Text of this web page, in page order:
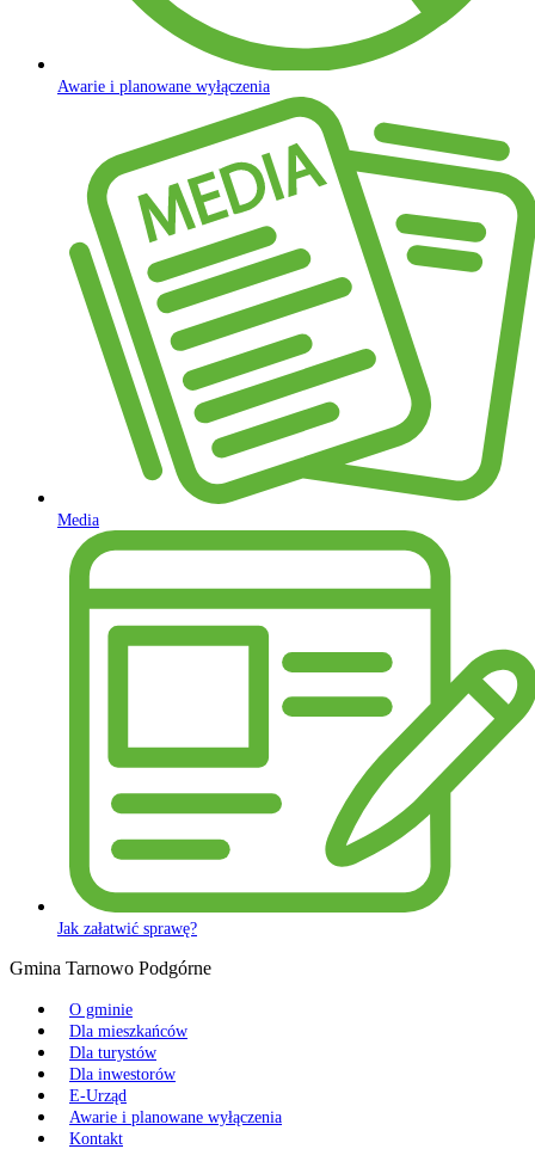
Awarie i planowane wyłączenia
Media
Jak załatwić sprawę?
Gmina Tarnowo Podgórne
O gminie
Dla mieszkańców
Dla turystów
Dla inwestorów
E-Urząd
Awarie i planowane wyłączenia
Kontakt